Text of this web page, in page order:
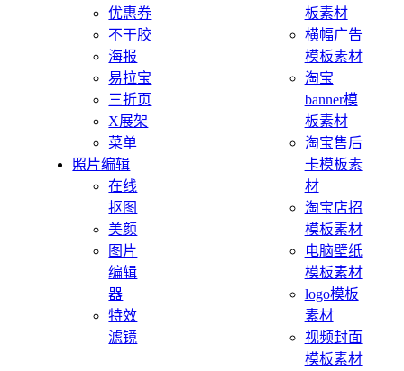
优惠券
不干胶
海报
易拉宝
三折页
X展架
菜单
照片编辑
在线
抠图
美颜
图片
编辑
器
特效
滤镜
板素材
横幅广告
模板素材
淘宝
banner模
板素材
淘宝售后
卡模板素
材
淘宝店招
模板素材
电脑壁纸
模板素材
logo模板
素材
视频封面
模板素材